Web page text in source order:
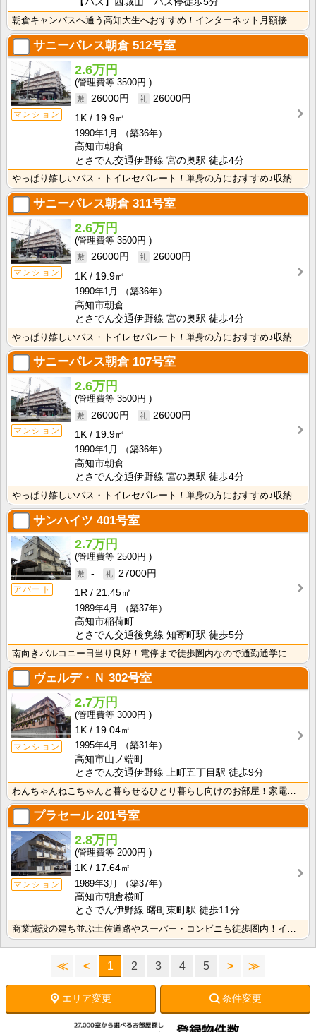
朝倉キャンパスへ通う高知大生へおすすめ！インターネット月額接続使用無料！敷金・礼金無し！エアコン付き･･･
サニーパレス朝倉512号室
マンション
2.6万円
3500円
26000円
26000円
1K
19.9㎡
1990年1月
（築36年）
高知市朝倉
とさでん交通伊野線 宮の奥駅 徒歩4分
やっぱり嬉しいバス・トイレセパレート！単身の方におすすめ♪収納スペースあり！ＩＨクッキングヒーター1･･･
サニーパレス朝倉311号室
マンション
2.6万円
3500円
26000円
26000円
1K
19.9㎡
1990年1月
（築36年）
高知市朝倉
とさでん交通伊野線 宮の奥駅 徒歩4分
サニーパレス朝倉107号室
マンション
2.6万円
3500円
26000円
26000円
1K
19.9㎡
1990年1月
（築36年）
高知市朝倉
とさでん交通伊野線 宮の奥駅 徒歩4分
サンハイツ 401号室
アパート
2.7万円
2500円
-
27000円
1R
21.45㎡
1989年4月
（築37年）
高知市稲荷町
とさでん交通後免線 知寄町駅 徒歩5分
ヴェルデ・Ｎ 302号室
マンション
2.7万円
3000円
1K
19.04㎡
1995年4月
（築31年）
高知市山ノ端町
とさでん交通伊野線 上町五丁目駅 徒歩9分
わんちゃんねこちゃんと暮らせるひとり暮らし向けのお部屋！家電付きプラン選べます♪洗濯機・冷蔵庫・電子･･･
プラセール201号室
マンション
2.8万円
2000円
1K
17.64㎡
1989年3月
（築37年）
高知市朝倉横町
とさでん伊野線 曙町東町駅 徒歩11分
商業施設の建ち並ぶ土佐道路やスーパー・コンビニも徒歩圏内！インターネット月額接続使用料無料で月々の生･･･
≪ < 1 2 3 4 5 > ≫
エリア変更 条件変更